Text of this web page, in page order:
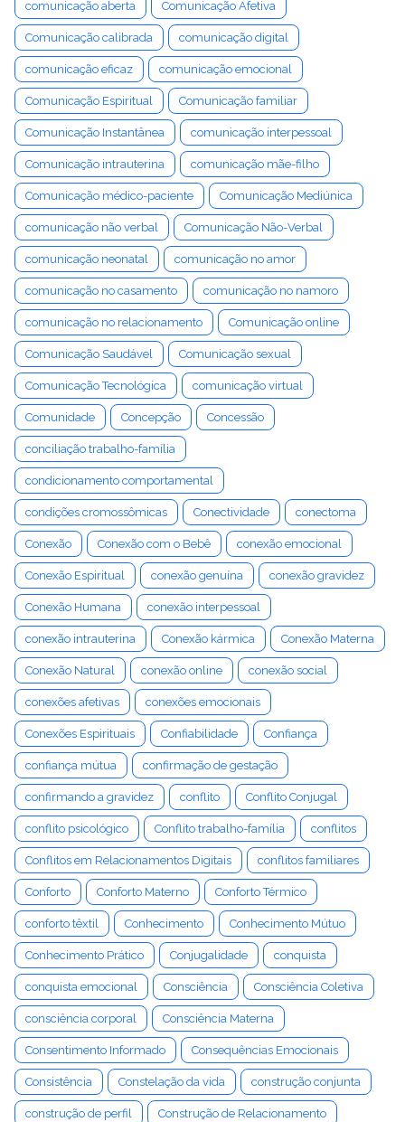
comunicação aberta Comunicação Afetiva
Comunicação calibrada comunicação digital
comunicação eficaz comunicação emocional
Comunicação Espiritual Comunicação familiar
Comunicação Instantânea comunicação interpessoal
Comunicação intrauterina comunicação mãe-filho
Comunicação médico-paciente Comunicação Mediúnica
comunicação não verbal Comunicação Não-Verbal
comunicação neonatal comunicação no amor
comunicação no casamento comunicação no namoro
comunicação no relacionamento Comunicação online
Comunicação Saudável Comunicação sexual
Comunicação Tecnológica comunicação virtual
Comunidade Concepção Concessão
conciliação trabalho-família
condicionamento comportamental
condições cromossômicas Conectividade conectoma
Conexão Conexão com o Bebê conexão emocional
Conexão Espiritual conexão genuína conexão gravidez
Conexão Humana conexão interpessoal
conexão intrauterina Conexão kármica Conexão Materna
Conexão Natural conexão online conexão social
conexões afetivas conexões emocionais
Conexões Espirituais Confiabilidade Confiança
confiança mútua confirmação de gestação
confirmando a gravidez conflito Conflito Conjugal
conflito psicológico Conflito trabalho-família conflitos
Conflitos em Relacionamentos Digitais conflitos familiares
Conforto Conforto Materno Conforto Térmico
conforto têxtil Conhecimento Conhecimento Mútuo
Conhecimento Prático Conjugalidade conquista
conquista emocional Consciência Consciência Coletiva
consciência corporal Consciência Materna
Consentimento Informado Consequências Emocionais
Consistência Constelação da vida construção conjunta
construção de perfil Construção de Relacionamento